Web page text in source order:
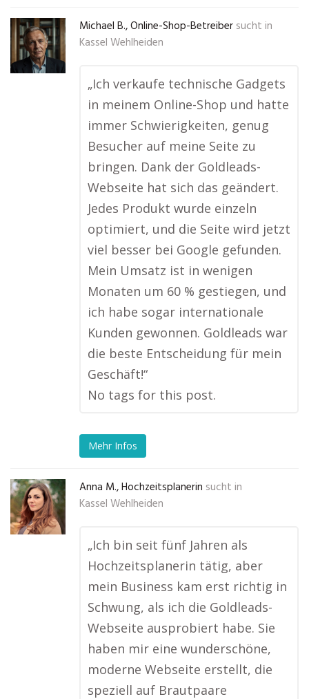
Michael B., Online-Shop-Betreiber sucht in
Kassel Wehlheiden
„Ich verkaufe technische Gadgets
in meinem Online-Shop und hatte
immer Schwierigkeiten, genug
Besucher auf meine Seite zu
bringen. Dank der Goldleads-
Webseite hat sich das geändert.
Jedes Produkt wurde einzeln
optimiert, und die Seite wird jetzt
viel besser bei Google gefunden.
Mein Umsatz ist in wenigen
Monaten um 60 % gestiegen, und
ich habe sogar internationale
Kunden gewonnen. Goldleads war
die beste Entscheidung für mein
Geschäft!“
No tags for this post.
Mehr Infos
Anna M., Hochzeitsplanerin sucht in
Kassel Wehlheiden
„Ich bin seit fünf Jahren als
Hochzeitsplanerin tätig, aber
mein Business kam erst richtig in
Schwung, als ich die Goldleads-
Webseite ausprobiert habe. Sie
haben mir eine wunderschöne,
moderne Webseite erstellt, die
speziell auf Brautpaare